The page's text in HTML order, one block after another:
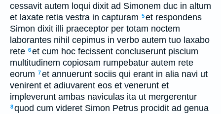
cessavit autem loqui dixit ad Simonem duc in altum
et laxate retia vestra in capturam 5et respondens
Simon dixit illi praeceptor per totam noctem
laborantes nihil cepimus in verbo autem tuo laxabo
rete 6et cum hoc fecissent concluserunt piscium
multitudinem copiosam rumpebatur autem rete
eorum 7et annuerunt sociis qui erant in alia navi ut
venirent et adiuvarent eos et venerunt et
impleverunt ambas naviculas ita ut mergerentur
8quod cum videret Simon Petrus procidit ad genua